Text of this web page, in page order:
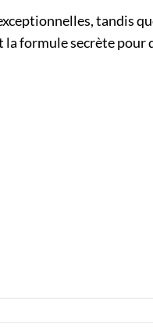
tandis
formule secrète pour